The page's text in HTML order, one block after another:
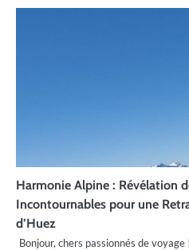
Harmonie Alpine : Révélation
Incontournables pour une
d’Huez
Bonjour, chers passionnés de